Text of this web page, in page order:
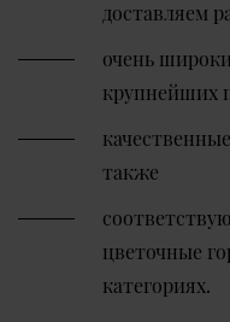
доставляем
очень
крупнейших
также
цветочные
категориях.